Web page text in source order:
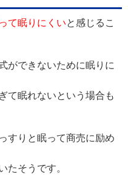
て眠りにくいと感じるこ
ができないために眠りに
て眠れないという場合も
すりと眠って商売に励め
たそうです。